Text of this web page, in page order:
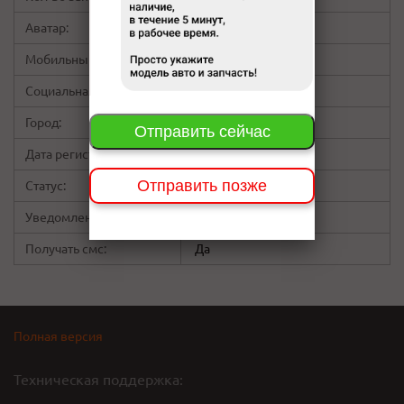
Аватар:
Мобильный: +79*****2701
Социальная сеть:
Город: Красноярск
Дата регистрации: 00:43 06.12.12
Статус: Пользователь
Уведомления на Email:
Получать смс: Да
Полная версия
Техническая поддержка:
Отправить сейчас
Отправить позже